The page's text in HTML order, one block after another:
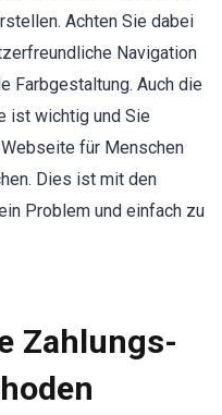
Achten Sie dabei
Navigation
Farbgestaltung. Auch die
ist wichtig und Sie
für Menschen
Dies ist mit den
Problem und einfach zu
Zahlungs-